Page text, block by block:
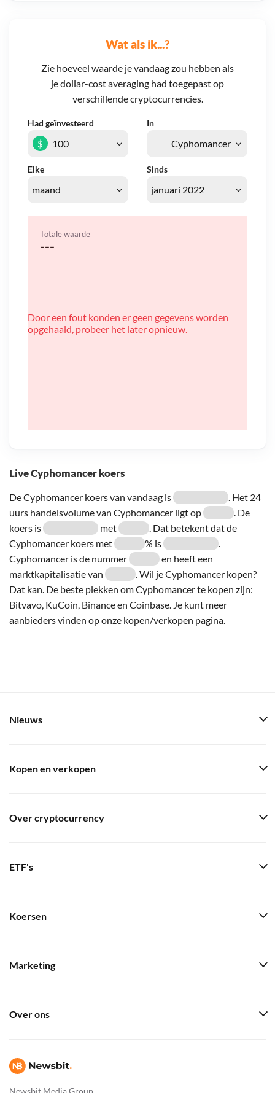
Live Cyphomancer koers
De Cyphomancer koers van vandaag is
. Het 24
uurs handelsvolume van Cyphomancer ligt op
. De
koers is
met
. Dat betekent dat de
Cyphomancer koers met
% is
.
Cyphomancer is de nummer
en heeft een
marktkapitalisatie van
. Wil je Cyphomancer kopen?
Dat kan. De beste plekken om Cyphomancer te kopen zijn:
Bitvavo, KuCoin, Binance en Coinbase. Je kunt meer
aanbieders vinden op onze kopen/verkopen pagina.
Wat als ik...?
Zie hoeveel waarde je vandaag zou hebben als
je dollar-cost averaging had toegepast op
verschillende cryptocurrencies.
Had geïnvesteerd In
Elke Sinds
$
Totale waarde
---
Door een fout konden er geen gegevens worden
opgehaald, probeer het later opnieuw.
Newsbit Media Group
Nieuws
Kopen en verkopen
Over cryptocurrency
ETF's
Koersen
Marketing
Over ons